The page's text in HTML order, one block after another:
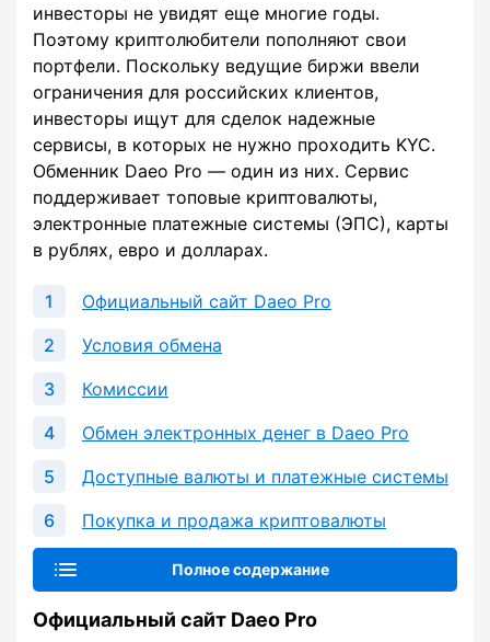
инвесторы не увидят еще многие годы.
Поэтому криптолюбители пополняют свои
портфели. Поскольку ведущие биржи ввели
ограничения для российских клиентов,
инвесторы ищут для сделок надежные
сервисы, в которых не нужно проходить KYC.
Обменник Daeo Pro — один из них. Сервис
поддерживает топовые криптовалюты,
электронные платежные системы (ЭПС), карты
в рублях, евро и долларах.
Официальный сайт Daeo Pro
Условия обмена
Комиссии
Обмен электронных денег в Daeo Pro
Доступные валюты и платежные системы
Покупка и продажа криптовалюты
Полное содержание
Официальный сайт Daeo Pro